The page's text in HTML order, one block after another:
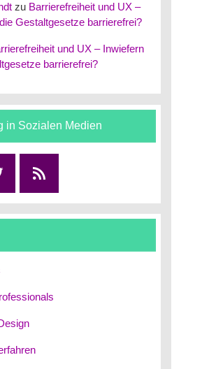
zu Barrierefreiheit und UX –
Gestaltgesetze barrierefrei?
und UX – Inwiefern
barrierefrei?
in Sozialen Medien